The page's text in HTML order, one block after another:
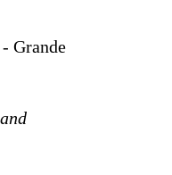
Grande